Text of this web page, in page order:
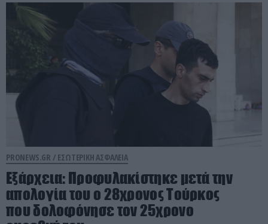
PRONEWS.GR / ΕΣΩΤΕΡΙΚΗ ΑΣΦΑΛΕΙΑ
Εξάρχεια: Προφυλακίστηκε μετά την
απολογία του ο 28χρονος Τούρκος
που δολοφόνησε τον 25χρονο